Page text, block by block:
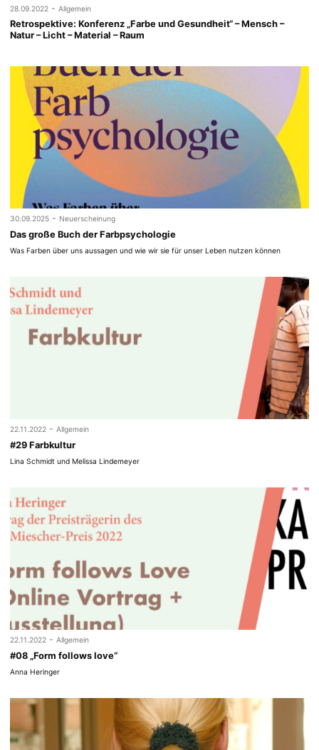
28.09.2022 - Allgemein
Retrospektive: Konferenz „Farbe und Gesundheit“ – Mensch –
Natur – Licht – Material – Raum
30.09.2025 - Neuerscheinung
Das große Buch der Farbpsychologie
Was Farben über uns aussagen und wie wir sie für unser Leben nutzen können
22.11.2022 - Allgemein
#29 Farbkultur
Lina Schmidt und Melissa Lindemeyer
22.11.2022 - Allgemein
#08 „Form follows love“
Anna Heringer